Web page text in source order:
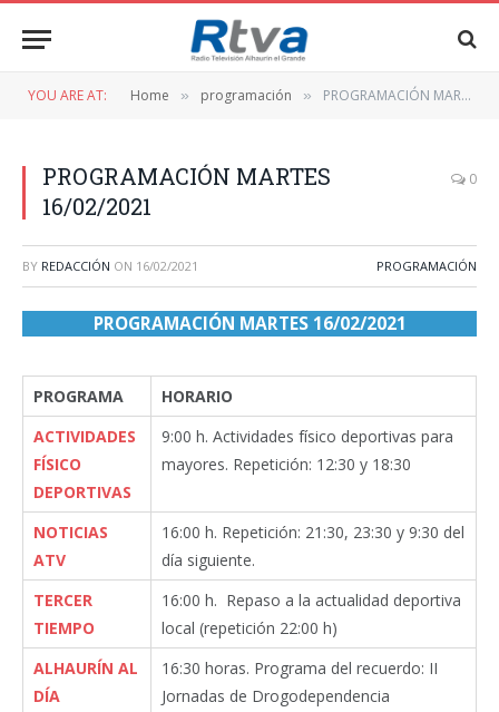
YOU ARE AT: Home » programación » PROGRAMACIÓN MARTES 16/02/2021
PROGRAMACIÓN MARTES
16/02/2021
0
BY REDACCIÓN ON 16/02/2021 PROGRAMACIÓN
PROGRAMACIÓN MARTES 16/02/2021
PROGRAMA
HORARIO
ACTIVIDADES
FÍSICO
DEPORTIVAS
9:00 h. Actividades físico deportivas para
mayores. Repetición: 12:30 y 18:30
NOTICIAS
ATV
16:00 h. Repetición: 21:30, 23:30 y 9:30 del
día siguiente.
TERCER
TIEMPO
16:00 h. Repaso a la actualidad deportiva
local (repetición 22:00 h)
ALHAURÍN AL
DÍA
16:30 horas. Programa del recuerdo: II
Jornadas de Drogodependencia